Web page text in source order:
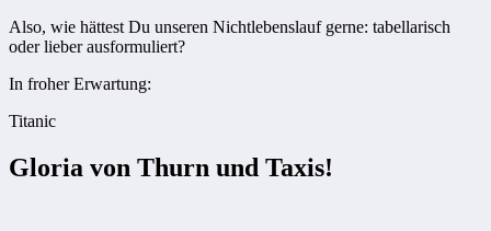
Also, wie hättest Du unseren Nichtlebenslauf gerne: tabellarisch
oder lieber ausformuliert?
In froher Erwartung:
Titanic
Gloria von Thurn und Taxis!